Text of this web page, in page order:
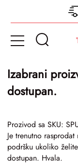
Izabrani
dostupan.
Prozivod sa SKU:
Je trenutno
podršku ukoliko
dostupan. Hvala.